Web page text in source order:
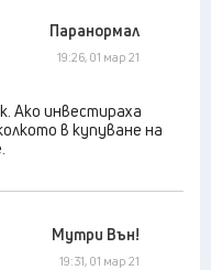
Паранормал
19:26, 01 мар 21
Ако инвестираха
в купуване на
Мутри Вън!
19:31, 01 мар 21